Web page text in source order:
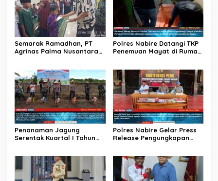
Semarak Ramadhan, PT
Agrinas Palma Nusantara
Anak Yatim dan Lansia
Polres Nabire Datangi TKP
Penemuan Mayat di Rumah
Penanaman Jagung
Serentak Kuartal I Tahun
Jagung
Polres Nabire Gelar Press
Release Pengungkapan